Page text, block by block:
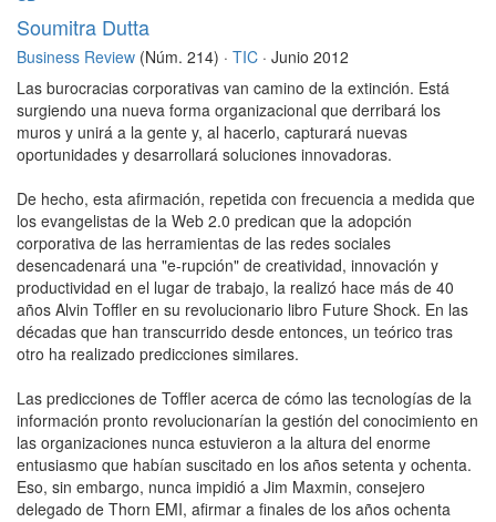
Soumitra Dutta
Business Review (Núm. 214) · TIC · Junio 2012
Las burocracias corporativas van camino de la extinción. Está
surgiendo una nueva forma organizacional que derribará los
muros y unirá a la gente y, al hacerlo, capturará nuevas
oportunidades y desarrollará soluciones innovadoras.
De hecho, esta afirmación, repetida con frecuencia a medida que
los evangelistas de la Web 2.0 predican que la adopción
corporativa de las herramientas de las redes sociales
desencadenará una "e-rupción" de creatividad, innovación y
productividad en el lugar de trabajo, la realizó hace más de 40
años Alvin Toffler en su revolucionario libro Future Shock. En las
décadas que han transcurrido desde entonces, un teórico tras
otro ha realizado predicciones similares.
Las predicciones de Toffler acerca de cómo las tecnologías de la
información pronto revolucionarían la gestión del conocimiento en
las organizaciones nunca estuvieron a la altura del enorme
entusiasmo que habían suscitado en los años setenta y ochenta.
Eso, sin embargo, nunca impidió a Jim Maxmin, consejero
delegado de Thorn EMI, afirmar a finales de los años ochenta